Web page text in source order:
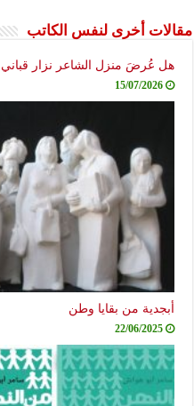
مقالات أخرى لنفس الكاتب
هل عُرضَ منزل الشاعر نزار قباني
15/07/2026
أبجدية من بقايا وطن
22/06/2025